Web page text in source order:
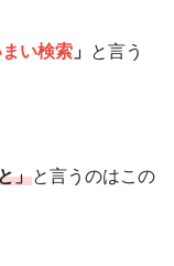
い検索 」 と言う
」と言うのはこの